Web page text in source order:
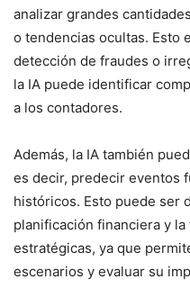
analizar grandes
o tendencias ocultas. Esto
detección de fraudes o
la IA puede identificar
a los contadores.
Además, la IA también
es decir, predecir eventos
históricos. Esto puede ser
planificación financiera y
estratégicas, ya que
escenarios y evaluar su